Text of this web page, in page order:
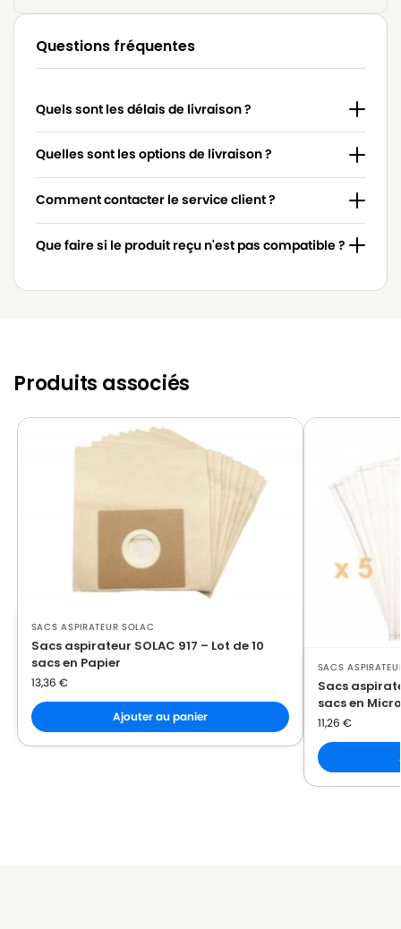
Questions fréquentes
Quels sont les délais de livraison ?
Quelles sont les options de livraison ?
Comment contacter le service client ?
Que faire si le produit reçu n'est pas compatible ?
Produits associés
SACS ASPIRATEUR SOLAC
Sacs aspirateur SOLAC 917 – Lot de 10
sacs en Papier
13,36 €
Ajouter au panier
SACS
Sacs
sacs en
11,26 €